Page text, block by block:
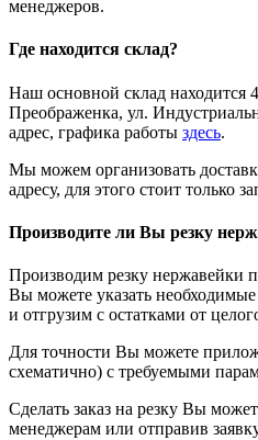
менеджеров.
Где находится склад?
Наш основной склад находится
Преображенка, ул.
адрес, графика работы здесь.
Мы можем организовать
адресу, для этого стоит только
Производите ли Вы резку
Производим резку нержавейки
Вы можете указать
и отгрузим с остатками от
Для точности Вы можете
схематично) с требуемыми
Сделать заказ на резку Вы
менеджерам или отправив